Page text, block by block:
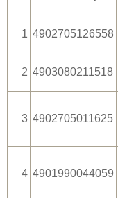
1 4902705126558
2 4903080211518
3 4902705011625
4 4901990044059